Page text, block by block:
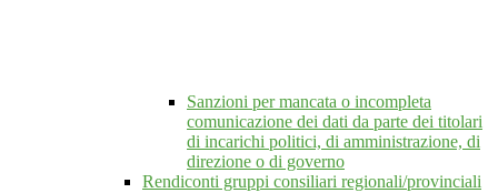
Sanzioni per mancata o incompleta
comunicazione dei dati da parte dei titolari
di incarichi politici, di amministrazione, di
direzione o di governo
Rendiconti gruppi consiliari regionali/provinciali